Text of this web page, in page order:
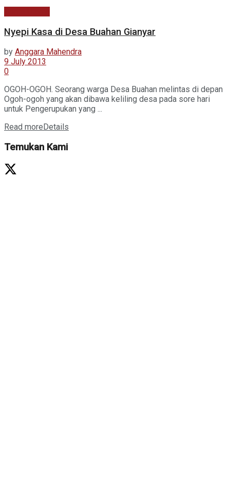
Nyepi Kasa di Desa Buahan Gianyar
by Anggara Mahendra
9 July 2013
0
OGOH-OGOH. Seorang warga Desa Buahan melintas di depan
Ogoh-ogoh yang akan dibawa keliling desa pada sore hari
untuk Pengerupukan yang ...
Read more Details
Temukan Kami